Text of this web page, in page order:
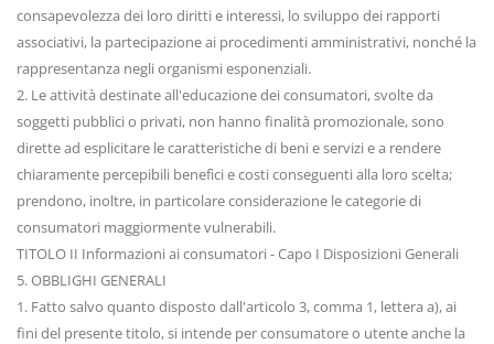
consapevolezza dei loro diritti e interessi, lo sviluppo dei rapporti
associativi, la partecipazione ai procedimenti amministrativi, nonché la
rappresentanza negli organismi esponenziali.
2. Le attività destinate all'educazione dei consumatori, svolte da
soggetti pubblici o privati, non hanno finalità promozionale, sono
dirette ad esplicitare le caratteristiche di beni e servizi e a rendere
chiaramente percepibili benefìci e costi conseguenti alla loro scelta;
prendono, inoltre, in particolare considerazione le categorie di
consumatori maggiormente vulnerabili.
TITOLO II Informazioni ai consumatori - Capo I Disposizioni Generali
5. OBBLIGHI GENERALI
1. Fatto salvo quanto disposto dall'articolo 3, comma 1, lettera a), ai
fini del presente titolo, si intende per consumatore o utente anche la